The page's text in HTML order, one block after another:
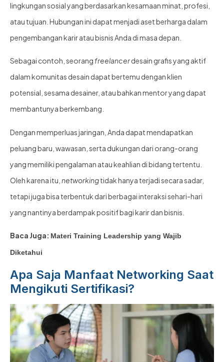
lingkungan sosial yang berdasarkan kesamaan minat, profesi,
atau tujuan. Hubungan ini dapat menjadi aset berharga dalam
pengembangan karir atau bisnis Anda di masa depan.
Sebagai contoh, seorangfreelancerdesain grafis yang aktif
dalam komunitas desain dapat bertemu dengan klien
potensial, sesama desainer, atau bahkan mentor yang dapat
membantunya berkembang.
Dengan memperluas jaringan, Anda dapat mendapatkan
peluang baru, wawasan, serta dukungan dari orang-orang
yang memiliki pengalaman atau keahlian di bidang tertentu.
Oleh karena itu, networkingtidak hanya terjadi secara sadar,
tetapi juga bisa terbentuk dari berbagai interaksi sehari-hari
yang nantinya berdampak positif bagi karir dan bisnis.
Baca Juga: Materi Training Leadership yang Wajib
Diketahui
Apa Saja Manfaat Networking Saat
Mengikuti Sertifikasi?